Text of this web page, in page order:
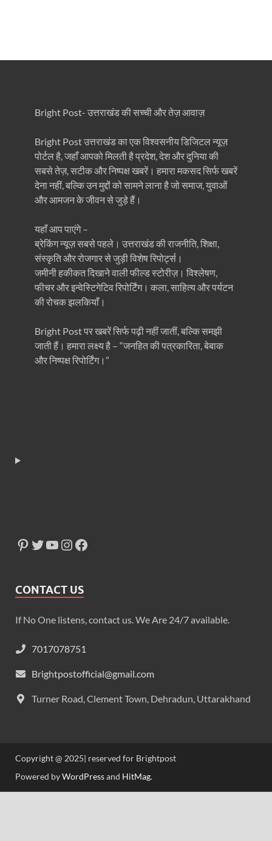
Bright Post- उत्तराखंड की सच्ची और तेज़ आवाज़
Bright Post उत्तराखंड का एक विश्वसनीय डिजिटल न्यूज़
पोर्टल है, जहाँ आपको मिलती है प्रदेश, देश और दुनिया की
सबसे तेज़, सटीक और निष्पक्ष खबरें। हमारा मकसद सिर्फ खबरें
देना नहीं, बल्कि उन मुद्दों को सामने लाना है जो समाज, युवाओं
और आमजन के जीवन से जुड़े हैं।
यहाँ आप पाएंगे –
ब्रेकिंग न्यूज़ सबसे पहले। उत्तराखंड की राजनीति, शिक्षा,
संस्कृति और रोजगार से जुड़ी विशेष रिपोर्ट्स।
जमीनी हकीकत दिखाने वाली फील्ड स्टोरीज़। विश्लेषण,
फीचर और इन्वेस्टिगेटिव रिपोर्टिंग। कला, साहित्य और पर्यटन
की रोचक झलकियाँ।
Bright Post पर खबरें सिर्फ पढ़ी नहीं जातीं, बल्कि समझी
जाती हैं। हमारा लक्ष्य है – “जनहित की पत्रकारिता, बेबाक
और निष्पक्ष रिपोर्टिंग।”
CONTACT US
If No One listens, contact us. We Are 24/7 available.
7017078751
Brightpostofficial@gmail.com
Turner Road, Clement Town, Dehradun, Uttarakhand
Copyright @ 2025| reserved for Brightpost
Powered byWordPressand HitMag.